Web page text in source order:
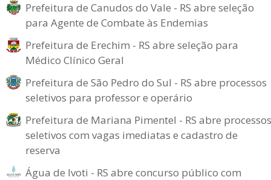
Prefeitura de Canudos do Vale - RS abre seleção
para Agente de Combate às Endemias
Prefeitura de Erechim - RS abre seleção para
Médico Clínico Geral
Prefeitura de São Pedro do Sul - RS abre processos
seletivos para professor e operário
Prefeitura de Mariana Pimentel - RS abre processos
seletivos com vagas imediatas e cadastro de
reserva
Água de Ivoti - RS abre concurso público com